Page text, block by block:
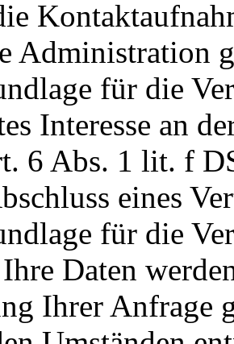
Administration
für die
Interesse an
6 Abs. 1 lit. f
eines
für die
Daten
Ihrer Anfrage